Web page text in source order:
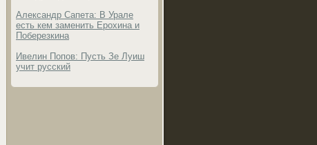
Александр Сапета: В Урале
есть кем заменить Ерохина и
Поберезкина
Ивелин Попов: Пусть Зе Луиш
учит русский